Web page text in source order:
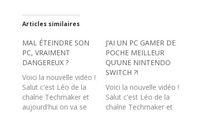
e
z
u
r
p
a
r
t
a
g
e
r
s
e
z
u
r
p
a
t
a
g
e
r
s
Articles similaires
MAL ÉTEINDRE SON
PC, VRAIMENT
DANGEREUX ?
Voici la nouvelle vidéo !
Salut c'est Léo de la
chaîne Techmaker et
aujourd'hui on va se
J’AI UN PC GAMER DE
POCHE MEILLEUR
QU’UNE NINTENDO
SWITCH ?!
Voici la nouvelle vidéo !
Salut c'est Léo de la
chaîne Techmaker et